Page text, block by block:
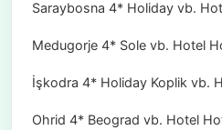
Saraybosna 4* Holiday vb.
Medugorje 4* Sole vb. Hotel
İşkodra 4* Holiday Koplik vb.
Ohrid 4* Beograd vb. Hotel